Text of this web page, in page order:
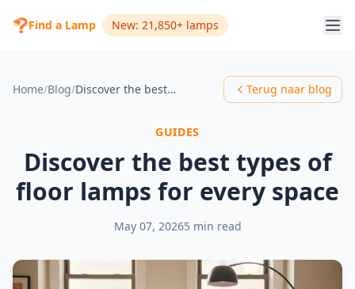
Find a Lamp New: 21,850+ lamps
Home/Blog/ Discover the best types of floor lamps for every space Terug naar blog
GUIDES
Discover the best types of
floor lamps for every space
May 07, 20265 min read